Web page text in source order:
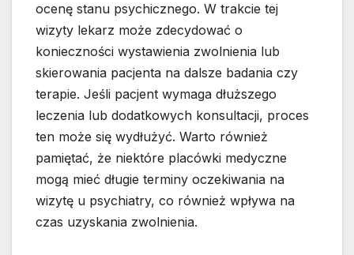
ocenę stanu psychicznego. W trakcie tej
wizyty lekarz może zdecydować o
konieczności wystawienia zwolnienia lub
skierowania pacjenta na dalsze badania czy
terapie. Jeśli pacjent wymaga dłuższego
leczenia lub dodatkowych konsultacji, proces
ten może się wydłużyć. Warto również
pamiętać, że niektóre placówki medyczne
mogą mieć długie terminy oczekiwania na
wizytę u psychiatry, co również wpływa na
czas uzyskania zwolnienia.